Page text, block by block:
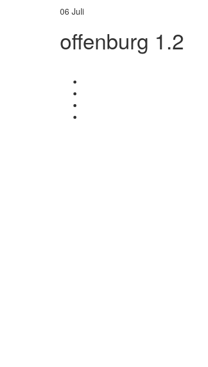
06 Juli
offenburg 1.2